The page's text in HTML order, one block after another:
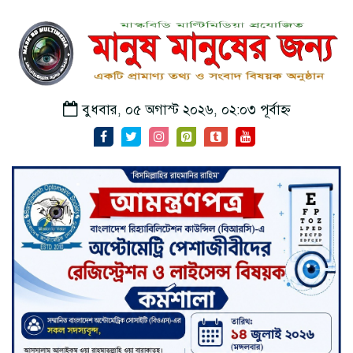
বুধবার, ০৫ অগাস্ট ২০২৬, ০২:০৩ পূর্বাহ্ন